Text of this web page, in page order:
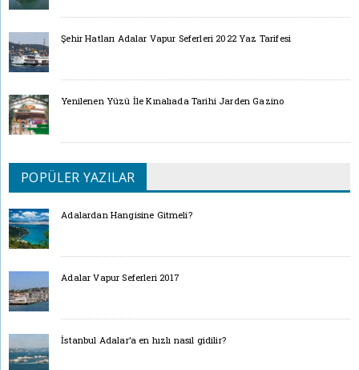
Şehir Hatları Adalar Vapur Seferleri 2022 Yaz Tarifesi
Yenilenen Yüzü İle Kınalıada Tarihi Jarden Gazino
POPÜLER YAZILAR
Adalardan Hangisine Gitmeli?
Adalar Vapur Seferleri 2017
İstanbul Adalar’a en hızlı nasıl gidilir?